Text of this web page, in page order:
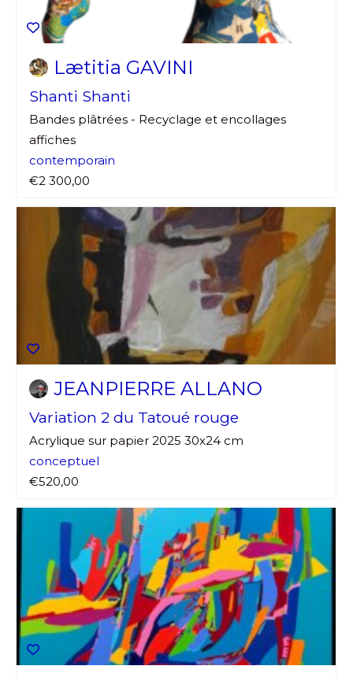
Lætitia GAVINI
Shanti Shanti
Bandes plâtrées - Recyclage et encollages
affiches
contemporain
€2 300,00
JEANPIERRE ALLANO
Variation 2 du Tatoué rouge
Acrylique sur papier 2025 30x24 cm
conceptuel
€520,00